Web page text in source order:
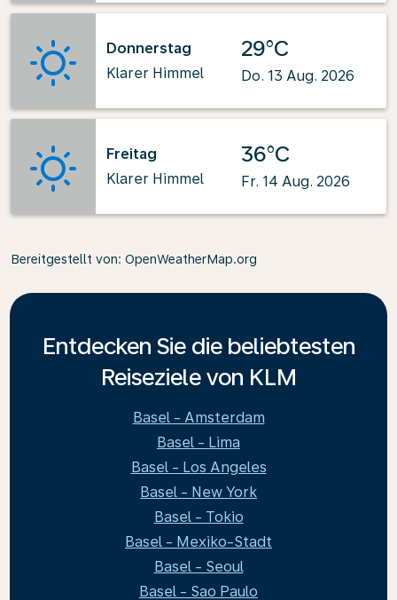
Donnerstag
Klarer Himmel
29°C
Do. 13 Aug. 2026
Freitag
Klarer Himmel
36°C
Fr. 14 Aug. 2026
Bereitgestellt von: OpenWeatherMap.org
Entdecken Sie die beliebtesten
Reiseziele von KLM
Basel - Amsterdam
Basel - Lima
Basel - Los Angeles
Basel - New York
Basel - Tokio
Basel - Mexiko-Stadt
Basel - Seoul
Basel - Sao Paulo